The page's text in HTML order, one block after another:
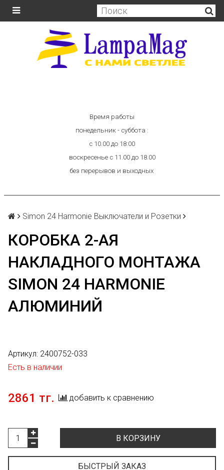
Время работы
понедельник - суббота :
с 10.00 до 18:00
воскресенье с 11.00 до 18.00
без перерывов и выходных
Simon 24 Harmonie Выключатели и Розетки
КОРОБКА 2-АЯ
НАКЛАДНОГО МОНТАЖА
SIMON 24 HARMONIE
АЛЮМИНИЙ
Артикул: 2400752-033
Есть в наличии
2861 тг. добавить к сравнению
В КОРЗИНУ
БЫСТРЫЙ ЗАКАЗ